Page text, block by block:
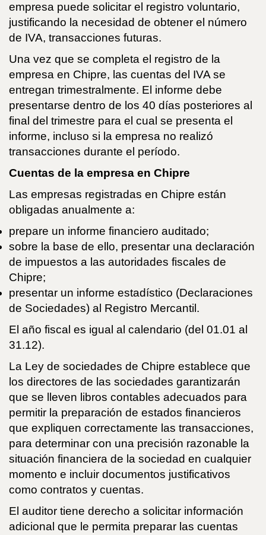
empresa puede solicitar el registro voluntario,
justificando la necesidad de obtener el número
de IVA, transacciones futuras.
Una vez que se completa el registro de la
empresa en Chipre, las cuentas del IVA se
entregan trimestralmente. El informe debe
presentarse dentro de los 40 días posteriores al
final del trimestre para el cual se presenta el
informe, incluso si la empresa no realizó
transacciones durante el período.
Cuentas de la empresa en Chipre
Las empresas registradas en Chipre están
obligadas anualmente a:
prepare un informe financiero auditado;
sobre la base de ello, presentar una declaración
de impuestos a las autoridades fiscales de
Chipre;
presentar un informe estadístico (Declaraciones
de Sociedades) al Registro Mercantil.
El año fiscal es igual al calendario (del 01.01 al
31.12).
La Ley de sociedades de Chipre establece que
los directores de las sociedades garantizarán
que se lleven libros contables adecuados para
permitir la preparación de estados financieros
que expliquen correctamente las transacciones,
para determinar con una precisión razonable la
situación financiera de la sociedad en cualquier
momento e incluir documentos justificativos
como contratos y cuentas.
El auditor tiene derecho a solicitar información
adicional que le permita preparar las cuentas